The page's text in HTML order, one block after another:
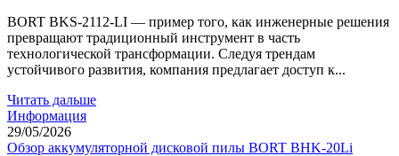
BORT BKS-2112-LI — пример того, как инженерные решения
превращают традиционный инструмент в часть
технологической трансформации. Следуя трендам
устойчивого развития, компания предлагает доступ к...
Читать дальше
Информация
29/05/2026
Обзор аккумуляторной дисковой пилы BORT BHK-20Li